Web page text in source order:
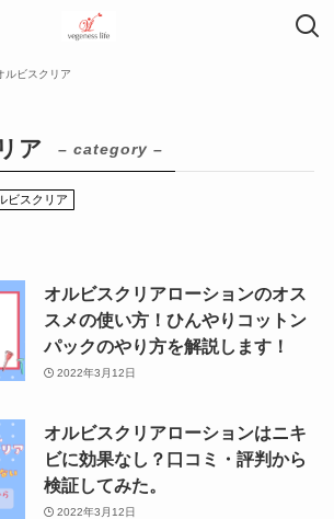
ルビスクリア
ア – category –
ビスクリア
オルビスクリアローションのオス
スメの使い方！ひんやりコットン
パックのやり方を解説します！
2022年3月12日
オルビスクリアローションはニキ
ビに効果なし？口コミ・評判から
検証してみた。
2022年3月12日